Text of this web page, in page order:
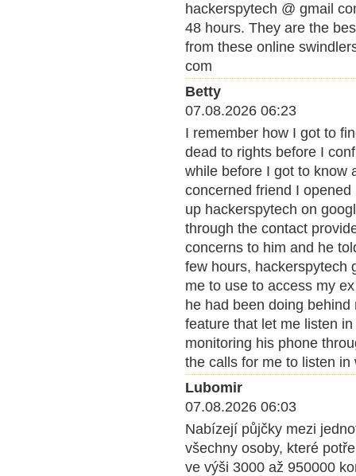
hackerspytech @ gmail
48 hours. They are the
from these online
com
Betty
07.08.2026 06:23
I remember how I got to
dead to rights before I
while before I got to know
concerned friend I
up hackerspytech on
through the contact
concerns to him and he
few hours, hackerspytech
me to use to access my
he had been doing
feature that let me listen
monitoring his phone
the calls for me to listen
Lubomir
07.08.2026 06:03
Nabízejí půjčky mezi
všechny osoby, které
ve výši 3000 až 950000